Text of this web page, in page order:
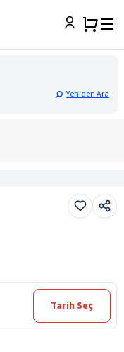
Yeniden Ara
Tarih Seç